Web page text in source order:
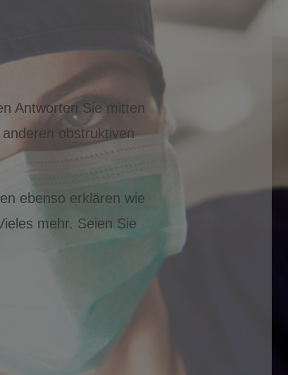
Antworten Sie mitten
obstruktiven
ebenso erklären wie
mehr. Seien Sie